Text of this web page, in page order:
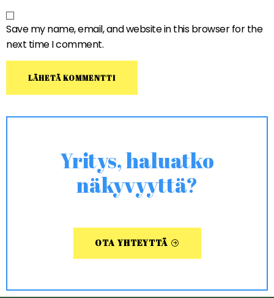
Save my name, email, and website in this browser for the
next time I comment.
Yritys, haluatko
näkyvyyttä?
OTA YHTEYTTÄ